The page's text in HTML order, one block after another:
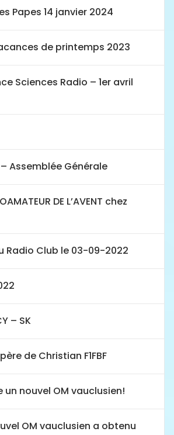
Papes 14 janvier 2024
de printemps 2023
Sciences Radio – 1er avril
Assemblée Générale
DE L’AVENT chez
Radio Club le 03-09-2022
– SK
de Christian F1FBF
un nouvel OM vauclusien!
OM vauclusien a obtenu